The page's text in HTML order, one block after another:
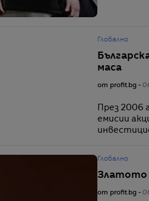
Глобално
маса
от profit.bg -
През 2006
емисии
Глобално
Златото
от profit.bg -